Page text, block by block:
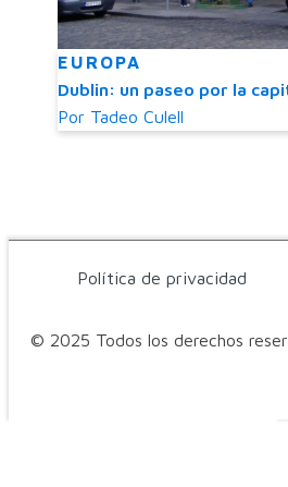
EUROPA
Dublin: un paseo por la
Por Tadeo Culell
© 2025 Todos los derechos
Política de privacidad